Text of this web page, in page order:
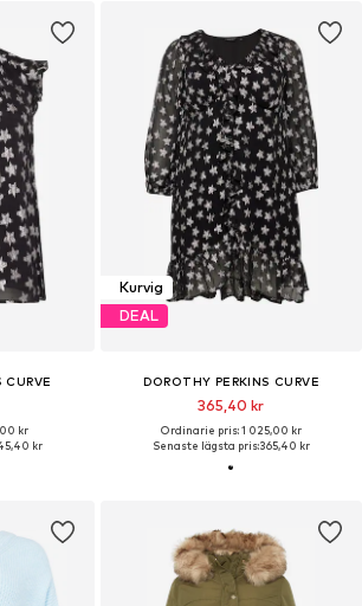
CURVE
kr
kr
Kurvig
DEAL
DOROTHY PERKINS CURVE
365,40 kr
Ordinarie pris: 1 025,00 kr
Senaste lägsta pris:365,40 kr